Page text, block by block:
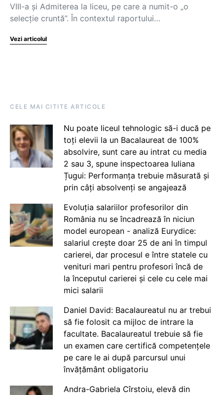
VIII-a și Admiterea la liceu, pe care a numit-o „o
selecție cruntă”. În contextul raportului…
Vezi articolul
CELE MAI CITITE ARTICOLE
Nu poate liceul tehnologic să-i ducă pe
toți elevii la un Bacalaureat de 100%
absolvire, sunt care au intrat cu media
2 sau 3, spune inspectoarea Iuliana
Țugui: Performanța trebuie măsurată și
prin câți absolvenți se angajează
Evoluția salariilor profesorilor din
România nu se încadrează în niciun
model european - analiză Eurydice:
salariul crește doar 25 de ani în timpul
carierei, dar procesul e între statele cu
venituri mari pentru profesori încă de
la începutul carierei și cele cu cele mai
mici salarii
Daniel David: Bacalaureatul nu ar trebui
să fie folosit ca mijloc de intrare la
facultate. Bacalaureatul trebuie să fie
un examen care certifică competențele
pe care le ai după parcursul unui
învățământ obligatoriu
Andra-Gabriela Cîrstoiu, elevă din